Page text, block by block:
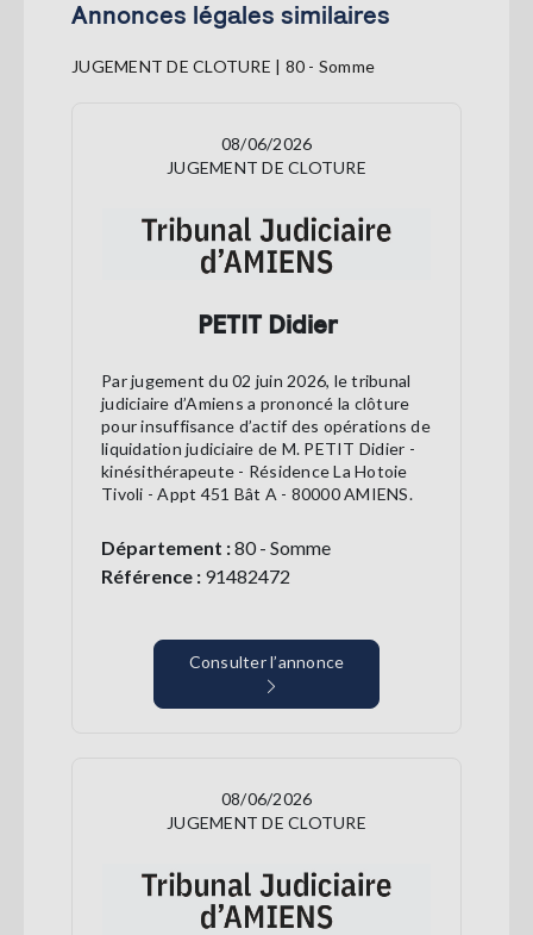
Annonces légales similaires
JUGEMENT DE CLOTURE | 80 - Somme
08/06/2026
JUGEMENT DE CLOTURE
PETIT Didier
Par jugement du 02 juin 2026, le tribunal
judiciaire d’Amiens a prononcé la clôture
pour insuffisance d’actif des opérations de
liquidation judiciaire de M. PETIT Didier -
kinésithérapeute - Résidence La Hotoie
Tivoli - Appt 451 Bât A - 80000 AMIENS.
Département :80 - Somme
Référence : 91482472
Consulter l’annonce
08/06/2026
JUGEMENT DE CLOTURE